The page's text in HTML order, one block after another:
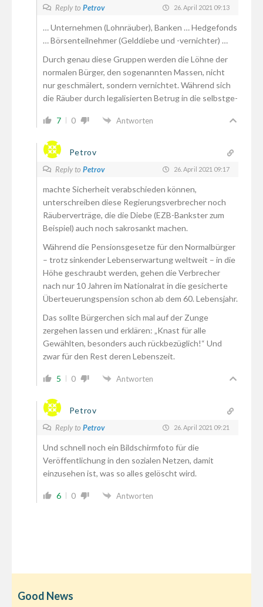
Reply to Petrov 26. April 2021 09:13
… Unternehmen (Lohnräuber), Banken … Hedgefonds
… Börsenteilnehmer (Gelddiebe und -vernichter) …
Durch genau diese Gruppen werden die Löhne der
normalen Bürger, den sogenannten Massen, nicht
nur geschmälert, sondern vernichtet. Während sich
die Räuber durch legalisierten Betrug in die selbstge-
7 0 Antworten
Petrov
Reply to Petrov 26. April 2021 09:17
machte Sicherheit verabschieden können,
unterschreiben diese Regierungsverbrecher noch
Räuberverträge, die die Diebe (EZB-Bankster zum
Beispiel) auch noch sakrosankt machen.
Während die Pensionsgesetze für den Normalbürger
– trotz sinkender Lebenserwartung weltweit – in die
Höhe geschraubt werden, gehen die Verbrecher
nach nur 10 Jahren im Nationalrat in die gesicherte
Überteuerungspension schon ab dem 60. Lebensjahr.
Das sollte Bürgerchen sich mal auf der Zunge
zergehen lassen und erklären: „Knast für alle
Gewählten, besonders auch rückbezüglich!“ Und
zwar für den Rest deren Lebenszeit.
5 0 Antworten
Petrov
Reply to Petrov 26. April 2021 09:21
Und schnell noch ein Bildschirmfoto für die
Veröffentlichung in den sozialen Netzen, damit
einzusehen ist, was so alles gelöscht wird.
6 0 Antworten
Good News